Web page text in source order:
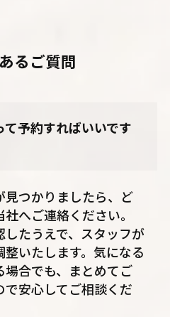
るご質問
て予約すればいいです
見つかりましたら、ど
へご連絡ください。
したうえで、スタッフが
整いたします。気になる
場合でも、まとめてご
安心してご相談くだ